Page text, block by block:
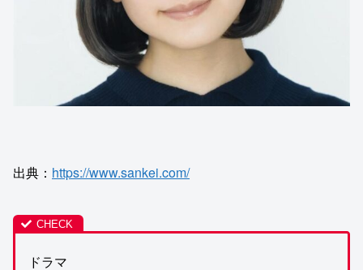
出典： https://www.sankei.com/
ドラマ